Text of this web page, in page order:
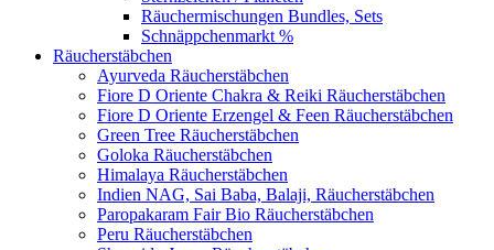
Räuchermischungen Bundles, Sets
Schnäppchenmarkt %
Räucherstäbchen
Ayurveda Räucherstäbchen
Fiore D Oriente Chakra & Reiki Räucherstäbchen
Fiore D Oriente Erzengel & Feen Räucherstäbchen
Green Tree Räucherstäbchen
Goloka Räucherstäbchen
Himalaya Räucherstäbchen
Indien NAG, Sai Baba, Balaji, Räucherstäbchen
Paropakaram Fair Bio Räucherstäbchen
Peru Räucherstäbchen